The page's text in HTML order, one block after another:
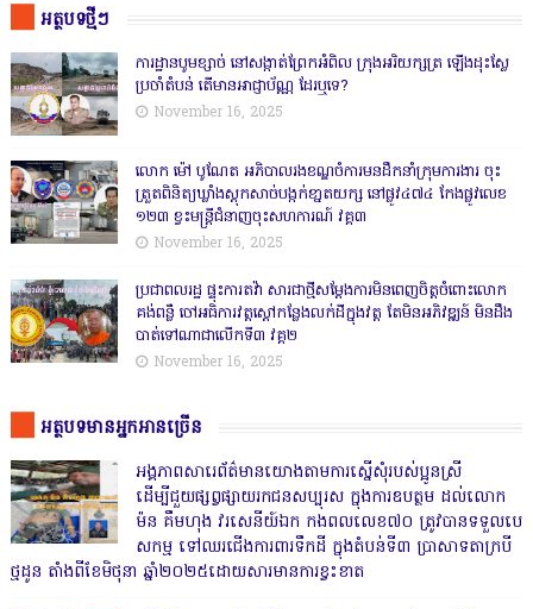
អត្ថបទថ្មីៗ
ការដ្ឋានបូមខ្សាច់ នៅសង្កាត់ព្រែកអំពិល ក្រុងអរិយក្សត្រ ឡើងដុះស្លែ
ប្រចាំតំបន់ តើមានអាជ្ញាប័ណ្ណ ដែរឬទេ?
November 16, 2025
លោក ម៉ៅ បូណែត អភិបាលរងខណ្ឌចំការមនដឹកនាំក្រុមការងារ ចុះ
ត្រួតពិនិត្យឃ្លាំងស្តុកសាច់បង្កក់ខា្នតយក្ស នៅផ្លូវ៤៧៤ កែងផ្លូវលេខ
១២៣ ខ្វះមន្ត្រីជំនាញចុះសហការណ៍ វគ្គ៣
November 16, 2025
ប្រជាពលរដ្ឋ ផ្ទុះការតវ៉ា សារជាថ្មីសម្តែងការមិនពេញចិត្តចំពោះលោក
គង់ពន្លឺ ចៅអធិការវត្តស្ដៅកន្លែងលក់ដីក្នុងវត្ត តែមិនអភិវឌ្ឍន៍ មិនដឹង
បាត់ទៅណាជាលើកទី៣ វគ្គ២
November 16, 2025
អត្ថបទមានអ្នកអានច្រើន
អង្គភាពសារេព័ត៌មានយោងតាមការស្នើសុំរបស់ប្អូនស្រី
ដើម្បីជួយផ្សព្វផ្សាយរកជនសប្បុរស ក្នុងការឧបត្ថម ដល់លោក
ម៉ន គឹមហុង វរសេនីយ៍ឯក កងពលលេខ៧០ ត្រូវបានទទួលបេ
សកម្ម ទៅឈរជើងការពារទឹកដី ក្នុងតំបន់ទី៣ ប្រាសាទតាក្របី
ថ្មដូន តាំងពីខែមិថុនា ឆ្នាំ២០២៥ដោយសារមានការខ្វះខាត